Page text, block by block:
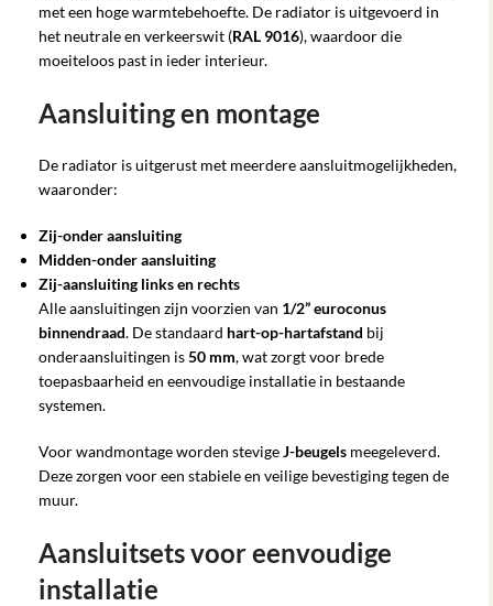
met een hoge warmtebehoefte. De radiator is uitgevoerd in
het neutrale en verkeerswit (RAL 9016), waardoor die
moeiteloos past in ieder interieur.
Aansluiting en montage
De radiator is uitgerust met meerdere aansluitmogelijkheden,
waaronder:
Zij-onder aansluiting
Midden-onder aansluiting
Zij-aansluiting links en rechts
Alle aansluitingen zijn voorzien van 1/2” euroconus
binnendraad. De standaard hart-op-hartafstand bij
onderaansluitingen is50 mm, wat zorgt voor brede
toepasbaarheid en eenvoudige installatie in bestaande
systemen.
Voor wandmontage worden stevigeJ-beugels meegeleverd.
Deze zorgen voor een stabiele en veilige bevestiging tegen de
muur.
Aansluitsets voor eenvoudige
installatie